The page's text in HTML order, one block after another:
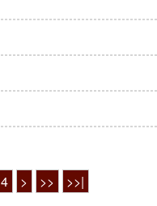
4 > >> >>|